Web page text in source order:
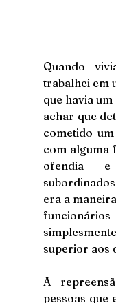
Quando
trabalhei em
que havia
achar que
cometido
com alguma
ofendia
era a
superior aos
A
pessoas que